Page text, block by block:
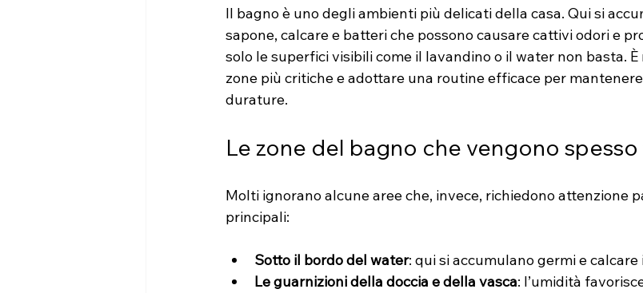
Il bagno è uno degli ambienti più delicati della casa. Qui si
sapone, calcare e batteri che possono causare cattivi odori e
solo le superfici visibili come il lavandino o il water non basta.
zone più critiche e adottare una routine efficace per
durature.
Le zone del bagno che vengono
Molti ignorano alcune aree che, invece, richiedono attenzione
principali:
Sotto il bordo del water: qui si accumulano germi e
Le guarnizioni della doccia e della vasca: l’umidità